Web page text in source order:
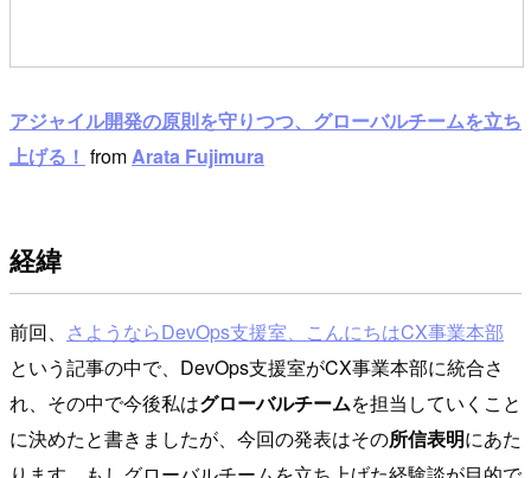
アジャイル開発の原則を守りつつ、グローバルチームを立ち
上げる！ fromArata Fujimura
経緯
前回、 さようならDevOps支援室、こんにちはCX事業本部
という記事の中で、DevOps支援室がCX事業本部に統合さ
れ、その中で今後私はグローバルチームを担当していくこと
に決めたと書きましたが、今回の発表はその所信表明にあた